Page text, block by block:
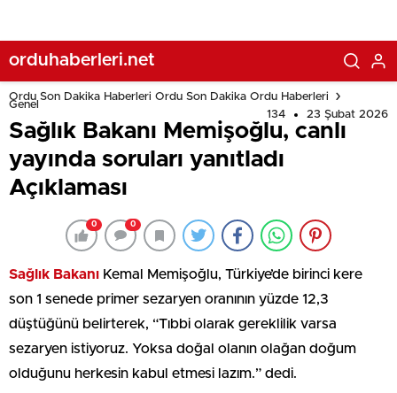
orduhaberleri.net
Ordu Son Dakika Haberleri Ordu Son Dakika Ordu Haberleri
Genel
134
23 Şubat 2026
Sağlık Bakanı Memişoğlu, canlı
yayında soruları yanıtladı
Açıklaması
0 0
Sağlık Bakanı Kemal Memişoğlu, Türkiye’de birinci kere
son 1 senede primer sezaryen oranının yüzde 12,3
düştüğünü belirterek, “Tıbbi olarak gereklilik varsa
sezaryen istiyoruz. Yoksa doğal olanın olağan doğum
olduğunu herkesin kabul etmesi lazım.” dedi.